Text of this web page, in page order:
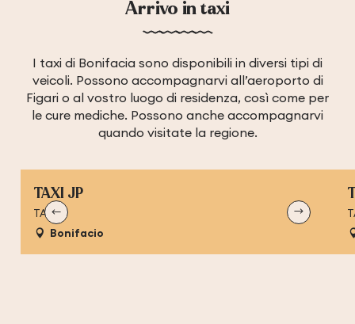
Arrivo in taxi
I taxi di Bonifacia sono disponibili in diversi tipi di
veicoli. Possono accompagnarvi all’aeroporto di
Figari o al vostro luogo di residenza, così come per
le cure mediche. Possono anche accompagnarvi
quando visitate la regione.
TAXI JP
TAXI
Bonifacio